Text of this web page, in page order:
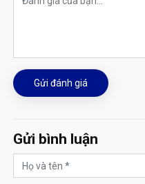
Gửi đánh giá
Gửi bình luận